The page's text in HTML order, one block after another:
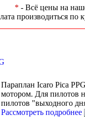
* - Всё цены на
производиться по
Параплан Icaro Pica
мотором. Для пилотов
пилотов "выходного
Рассмотреть подробнее